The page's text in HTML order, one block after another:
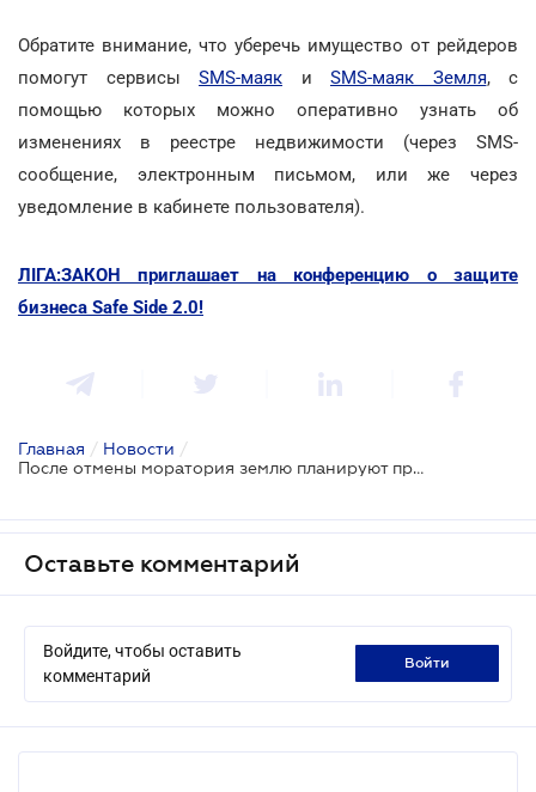
Обратите внимание, что уберечь имущество от рейдеров
помогут сервисы SMS-маяк и SMS-маяк Земля, с
помощью которых можно оперативно узнать об
изменениях в реестре недвижимости (через SMS-
сообщение, электронным письмом, или же через
уведомление в кабинете пользователя).
ЛІГА:ЗАКОН приглашает на конференцию о защите
бизнеса Safe Side 2.0!
Главная / Новости /
После отмены моратория землю планируют продавать через ProZorro
Оставьте комментарий
Войдите, чтобы оставить
комментарий
войти